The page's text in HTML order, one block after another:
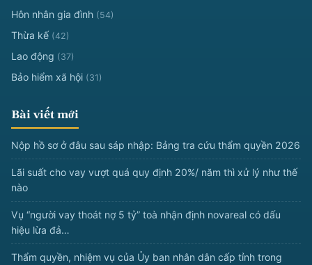
Hôn nhân gia đình (54)
Thừa kế (42)
Lao động (37)
Bảo hiểm xã hội (31)
Bài viết mới
Nộp hồ sơ ở đâu sau sáp nhập: Bảng tra cứu thẩm quyền 2026
Lãi suất cho vay vượt quá quy định 20%/ năm thì xử lý như thế
nào
Vụ “người vay thoát nợ 5 tỷ” toà nhận định novareal có dấu
hiệu lừa đả…
Thẩm quyền, nhiệm vụ của Ủy ban nhân dân cấp tỉnh trong